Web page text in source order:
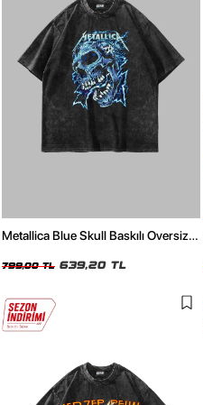
Metallica Blue Skull Baskılı Oversize
799,00 TL 639,20 TL